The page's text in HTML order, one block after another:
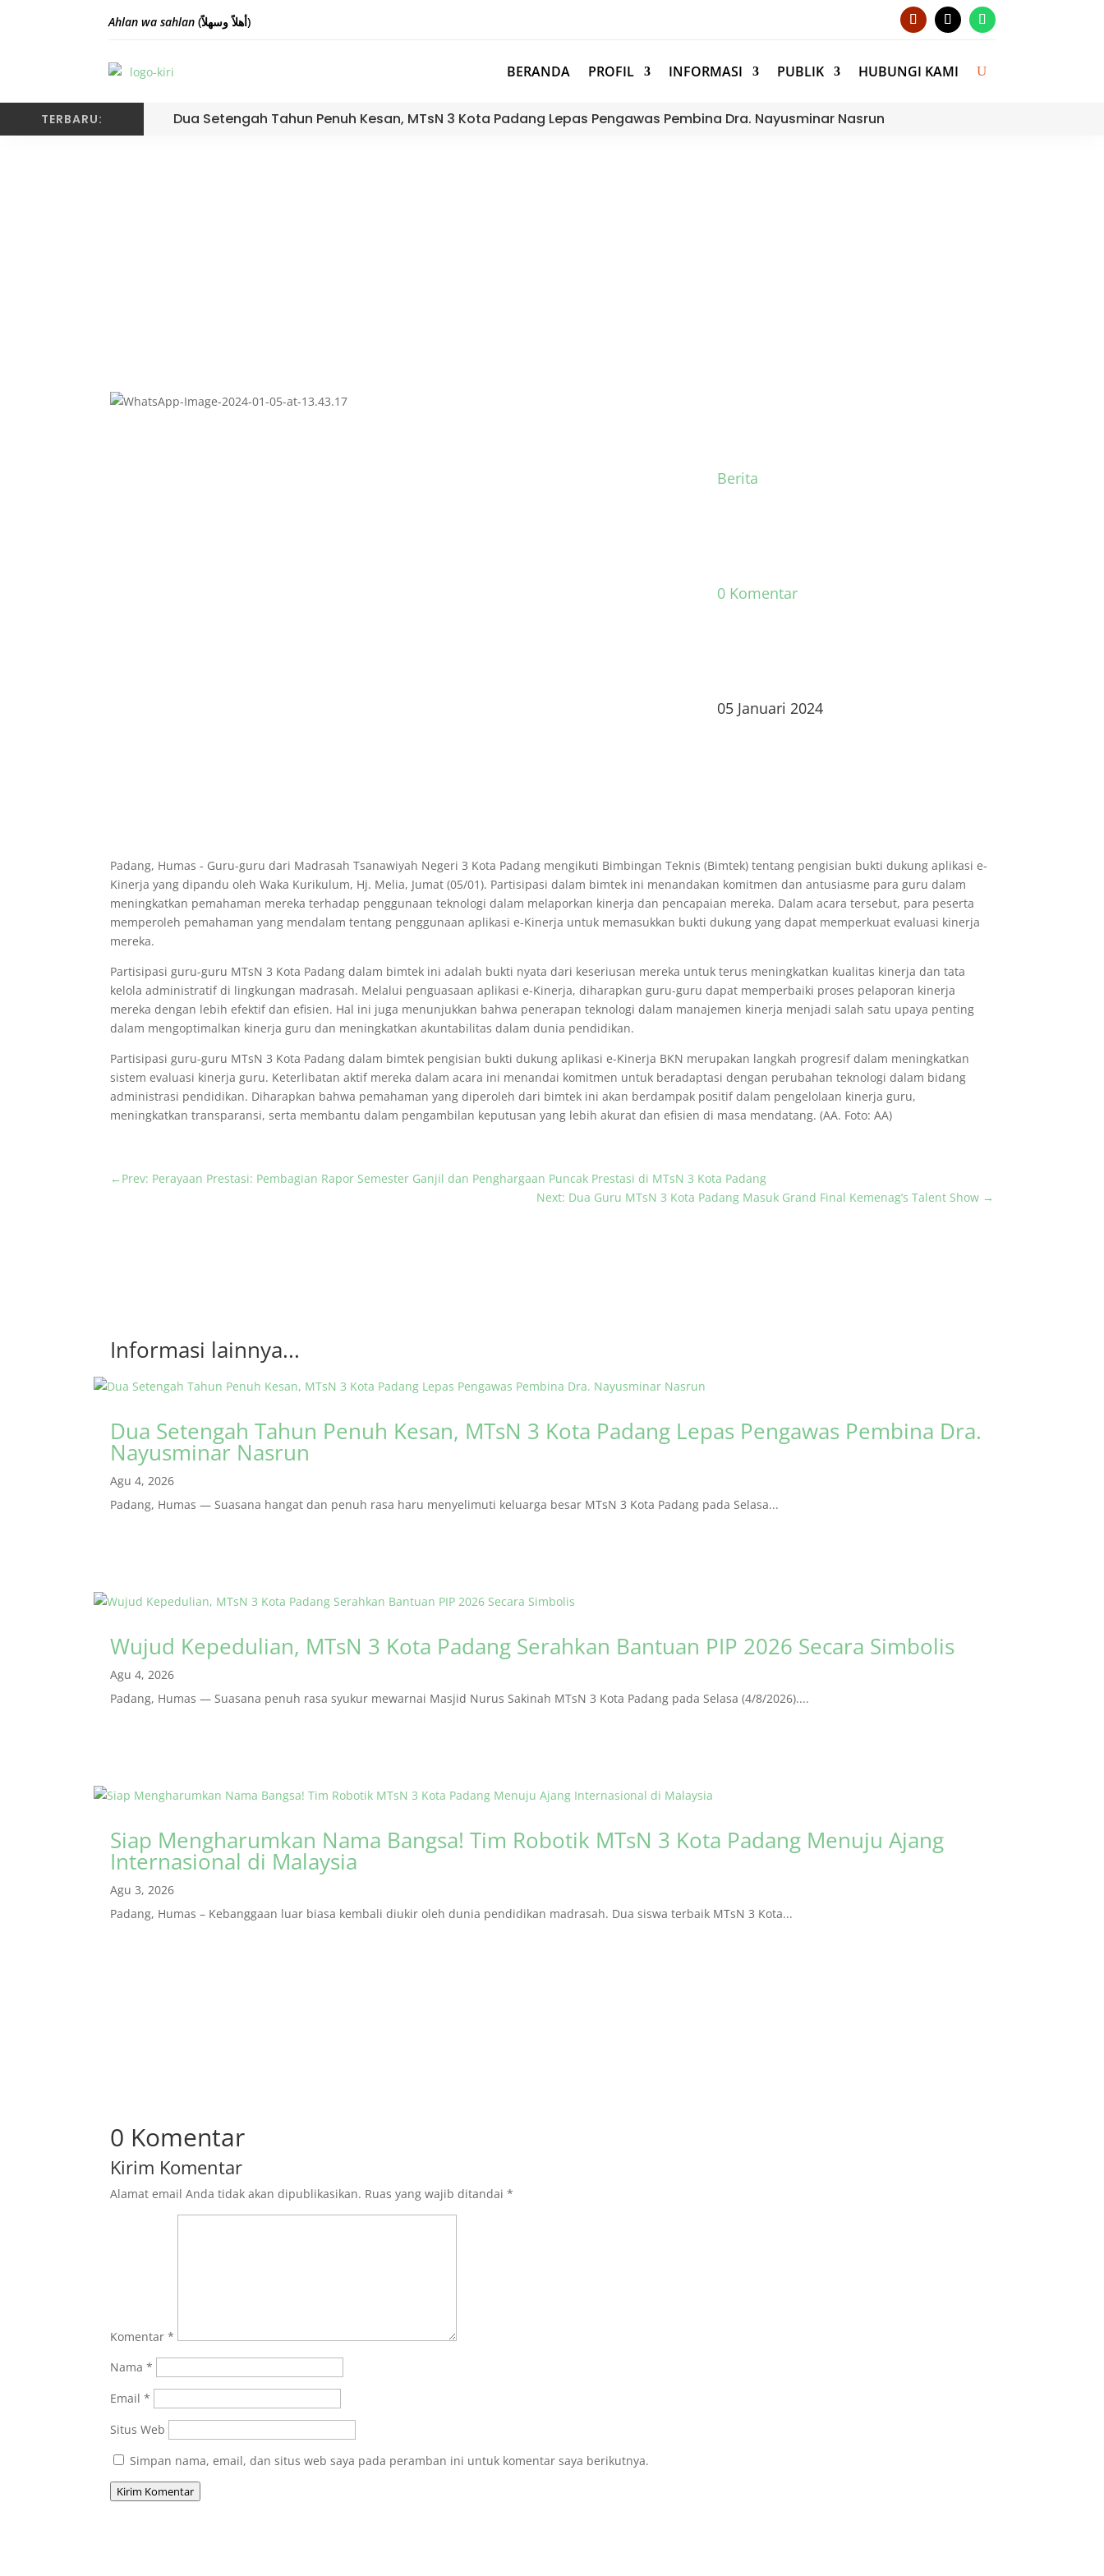
Ahlan wa sahlan (أهلاً وسهلاً)
BERANDA PROFIL INFORMASI PUBLIK HUBUNGI KAMI
TERBARU: Dua Setengah Tahun Penuh Kesan, MTsN 3 Kota Padang Lepas Pengawas Pembina Dra. Nayusminar Nasrun
Berita
0 Komentar
05 Januari 2024
Padang, Humas - Guru-guru dari Madrasah Tsanawiyah Negeri 3 Kota Padang mengikuti Bimbingan Teknis (Bimtek) tentang pengisian bukti dukung aplikasi e-
Kinerja yang dipandu oleh Waka Kurikulum, Hj. Melia, Jumat (05/01). Partisipasi dalam bimtek ini menandakan komitmen dan antusiasme para guru dalam
meningkatkan pemahaman mereka terhadap penggunaan teknologi dalam melaporkan kinerja dan pencapaian mereka. Dalam acara tersebut, para peserta
memperoleh pemahaman yang mendalam tentang penggunaan aplikasi e-Kinerja untuk memasukkan bukti dukung yang dapat memperkuat evaluasi kinerja
mereka.
Partisipasi guru-guru MTsN 3 Kota Padang dalam bimtek ini adalah bukti nyata dari keseriusan mereka untuk terus meningkatkan kualitas kinerja dan tata
kelola administratif di lingkungan madrasah. Melalui penguasaan aplikasi e-Kinerja, diharapkan guru-guru dapat memperbaiki proses pelaporan kinerja
mereka dengan lebih efektif dan efisien. Hal ini juga menunjukkan bahwa penerapan teknologi dalam manajemen kinerja menjadi salah satu upaya penting
dalam mengoptimalkan kinerja guru dan meningkatkan akuntabilitas dalam dunia pendidikan.
Partisipasi guru-guru MTsN 3 Kota Padang dalam bimtek pengisian bukti dukung aplikasi e-Kinerja BKN merupakan langkah progresif dalam meningkatkan
sistem evaluasi kinerja guru. Keterlibatan aktif mereka dalam acara ini menandai komitmen untuk beradaptasi dengan perubahan teknologi dalam bidang
administrasi pendidikan. Diharapkan bahwa pemahaman yang diperoleh dari bimtek ini akan berdampak positif dalam pengelolaan kinerja guru,
meningkatkan transparansi, serta membantu dalam pengambilan keputusan yang lebih akurat dan efisien di masa mendatang. (AA. Foto: AA)
← Prev: Perayaan Prestasi: Pembagian Rapor Semester Ganjil dan Penghargaan Puncak Prestasi di MTsN 3 Kota Padang
Next: Dua Guru MTsN 3 Kota Padang Masuk Grand Final Kemenag’s Talent Show→
Informasi lainnya...
Dua Setengah Tahun Penuh Kesan, MTsN 3 Kota Padang Lepas Pengawas Pembina Dra.
Nayusminar Nasrun
Agu 4, 2026
Padang, Humas — Suasana hangat dan penuh rasa haru menyelimuti keluarga besar MTsN 3 Kota Padang pada Selasa...
Wujud Kepedulian, MTsN 3 Kota Padang Serahkan Bantuan PIP 2026 Secara Simbolis
Agu 4, 2026
Padang, Humas — Suasana penuh rasa syukur mewarnai Masjid Nurus Sakinah MTsN 3 Kota Padang pada Selasa (4/8/2026)....
Siap Mengharumkan Nama Bangsa! Tim Robotik MTsN 3 Kota Padang Menuju Ajang
Internasional di Malaysia
Agu 3, 2026
Padang, Humas – Kebanggaan luar biasa kembali diukir oleh dunia pendidikan madrasah. Dua siswa terbaik MTsN 3 Kota...
0 Komentar
Kirim Komentar
Alamat email Anda tidak akan dipublikasikan. Ruas yang wajib ditandai*
Komentar*
Nama*
Email*
Situs Web
Simpan nama, email, dan situs web saya pada peramban ini untuk komentar saya berikutnya.
Kirim Komentar